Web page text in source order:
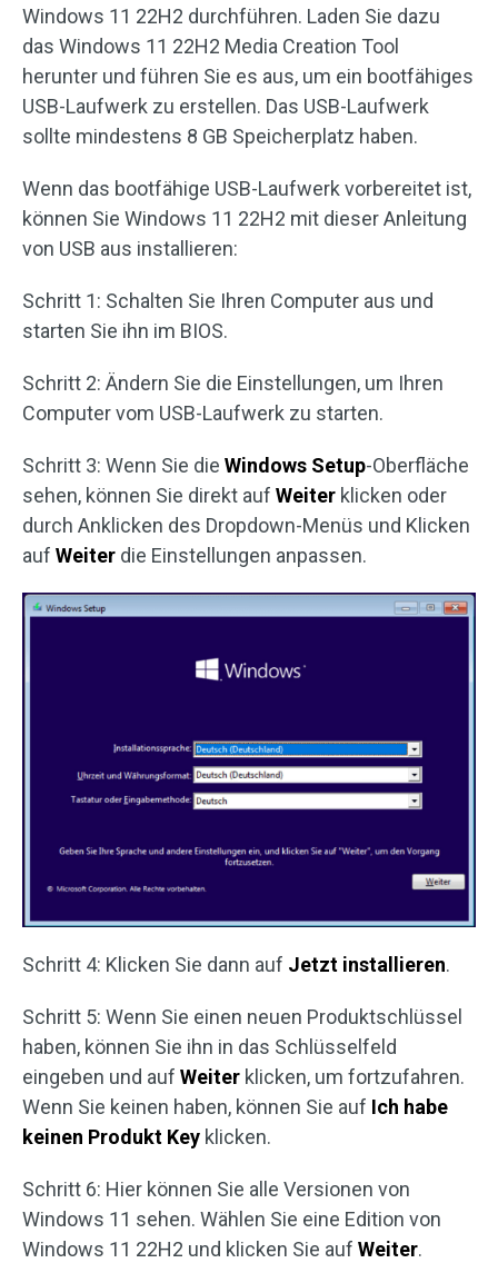
Windows 11 22H2 durchführen. Laden Sie dazu
das Windows 11 22H2 Media Creation Tool
herunter und führen Sie es aus, um ein bootfähiges
USB-Laufwerk zu erstellen. Das USB-Laufwerk
sollte mindestens 8 GB Speicherplatz haben.
Wenn das bootfähige USB-Laufwerk vorbereitet ist,
können Sie Windows 11 22H2 mit dieser Anleitung
von USB aus installieren:
Schritt 1: Schalten Sie Ihren Computer aus und
starten Sie ihn im BIOS.
Schritt 2: Ändern Sie die Einstellungen, um Ihren
Computer vom USB-Laufwerk zu starten.
Schritt 3: Wenn Sie die Windows Setup-Oberfläche
sehen, können Sie direkt auf Weiter klicken oder
durch Anklicken des Dropdown-Menüs und Klicken
auf Weiter die Einstellungen anpassen.
Schritt 4: Klicken Sie dann auf Jetzt installieren.
Schritt 5: Wenn Sie einen neuen Produktschlüssel
haben, können Sie ihn in das Schlüsselfeld
eingeben und auf Weiter klicken, um fortzufahren.
Wenn Sie keinen haben, können Sie auf Ich habe
keinen Produkt Key klicken.
Schritt 6: Hier können Sie alle Versionen von
Windows 11 sehen. Wählen Sie eine Edition von
Windows 11 22H2 und klicken Sie auf Weiter.